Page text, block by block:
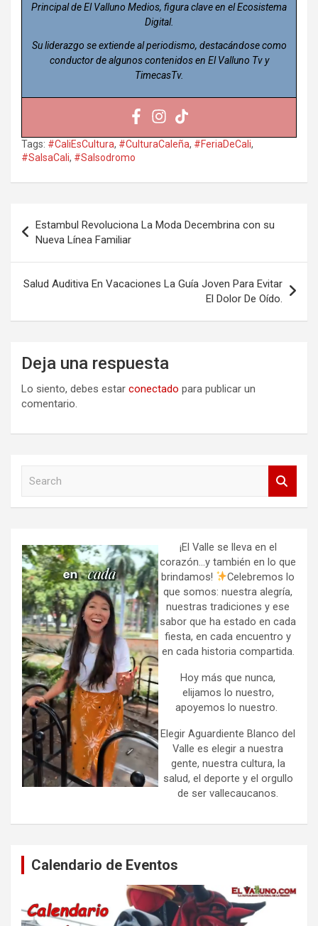
Principal de El Valluno Medios, figura clave en el Ecosistema
Digital.
Su liderazgo se extiende al periodismo, destacándose como
conductor de algunos contenidos en El Valluno Tv y
TimecasTv.
Tags: #CaliEsCultura, #CulturaCaleña, #FeriaDeCali,
#SalsaCali, #Salsodromo
de
entradas
Estambul Revoluciona La Moda Decembrina con su
Nueva Línea Familiar
Salud Auditiva En Vacaciones La Guía Joven Para Evitar
El Dolor De Oído.
Deja una respuesta
Lo siento, debes estar conectado para publicar un
comentario.
h
¡El Valle se lleva en el
corazón…y también en lo que
brindamos!
Celebremos lo
que somos: nuestra alegría,
nuestras tradiciones y ese
sabor que ha estado en cada
fiesta, en cada encuentro y
en cada historia compartida.
Hoy más que nunca,
elijamos lo nuestro,
apoyemos lo nuestro.
Elegir Aguardiente Blanco del
Valle es elegir a nuestra
gente, nuestra cultura, la
salud, el deporte y el orgullo
de ser vallecaucanos.
Calendario de Eventos